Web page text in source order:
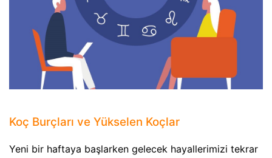
Koç Burçları ve Yükselen Koçlar
Yeni bir haftaya başlarken gelecek hayallerimizi tekrar